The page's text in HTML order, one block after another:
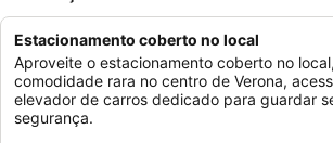
Estacionamento coberto no local
Aproveite o estacionamento coberto no
comodidade rara no centro de Verona,
elevador de carros dedicado para guardar
segurança.